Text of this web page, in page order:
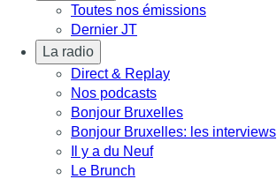
Toutes nos émissions
Dernier JT
La radio
Direct & Replay
Nos podcasts
Bonjour Bruxelles
Bonjour Bruxelles: les interviews
Il y a du Neuf
Le Brunch